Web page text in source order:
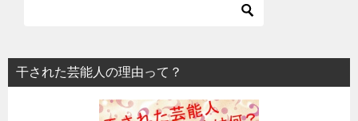
干された芸能人の理由って？